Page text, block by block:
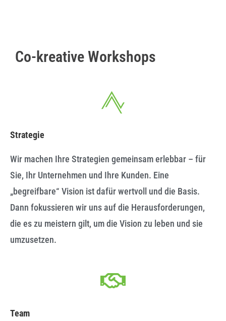
Co-kreative Workshops
Strategie
Wir machen Ihre Strategien gemeinsam erlebbar – für
Sie, Ihr Unternehmen und Ihre Kunden. Eine
„begreifbare“ Vision ist dafür wertvoll und die Basis.
Dann fokussieren wir uns auf die Herausforderungen,
die es zu meistern gilt, um die Vision zu leben und sie
umzusetzen.
Team